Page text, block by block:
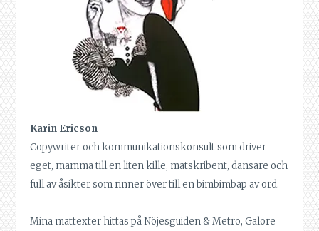
Karin Ericson
Copywriter och kommunikationskonsult som driver
eget, mamma till en liten kille, matskribent, dansare och
full av åsikter som rinner över till en bimbimbap av ord.
Mina mattexter hittas på Nöjesguiden & Metro, Galore